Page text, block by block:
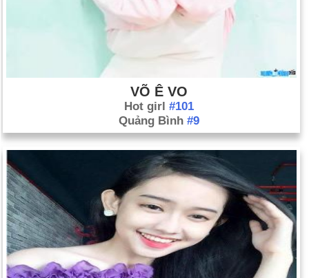
VÕ Ê VO
Hot girl #101
Quảng Bình #9